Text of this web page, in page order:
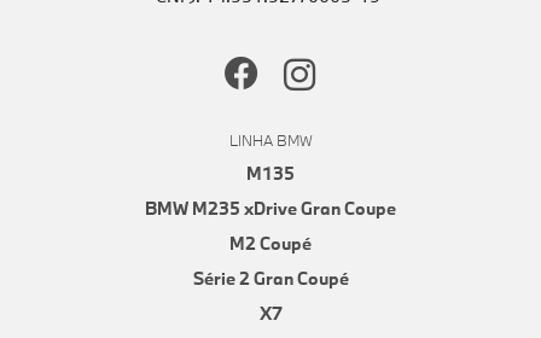
LINHA BMW
M135
BMW M235 xDrive Gran Coupe
M2 Coupé
Série 2 Gran Coupé